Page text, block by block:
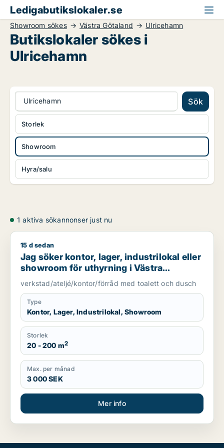
Ledigabutikslokaler.se
Showroom sökes Västra Götaland Ulricehamn
Butikslokaler sökes i
Ulricehamn
Ulricehamn Sök
Showroom
Hyra/salu
Storlek
1 aktiva sökannonser just nu
Jag söker kontor, lager, industrilokal eller showroom för
15 d sedan
Jag söker kontor, lager, industrilokal eller
showroom för uthyrning i Västra
Götaland
verkstad/ateljé/kontor/förråd med toalett och dusch
Type
Kontor, Lager, Industrilokal, Showroom
Storlek
20 - 200 m2
Max. per månad
3 000 SEK
Mer info